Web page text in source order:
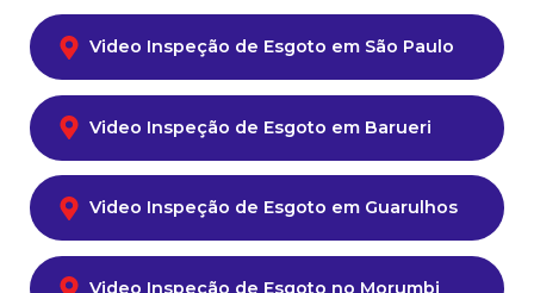
Video Inspeção de Esgoto em São Paulo
Video Inspeção de Esgoto em Barueri
Video Inspeção de Esgoto em Guarulhos
Video Inspeção de Esgoto no Morumbi